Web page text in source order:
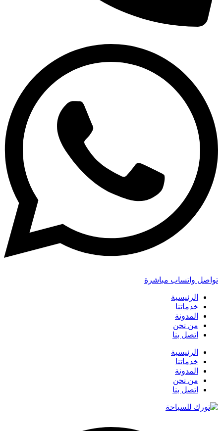
تواصل واتساب مباشرة
الرئيسية
خدماتنا
المدونة
من نحن
اتصل بنا
الرئيسية
خدماتنا
المدونة
من نحن
اتصل بنا